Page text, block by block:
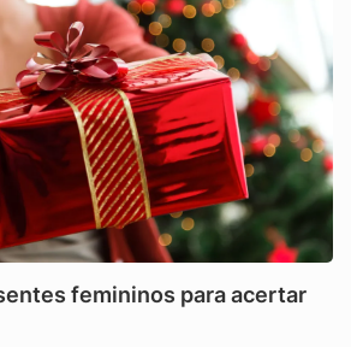
femininos para acertar